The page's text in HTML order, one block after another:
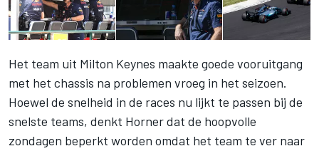
Het team uit Milton Keynes maakte goede vooruitgang
met het chassis na problemen vroeg in het seizoen.
Hoewel de snelheid in de races nu lijkt te passen bij de
snelste teams, denkt Horner dat de hoopvolle
zondagen beperkt worden omdat het team te ver naar